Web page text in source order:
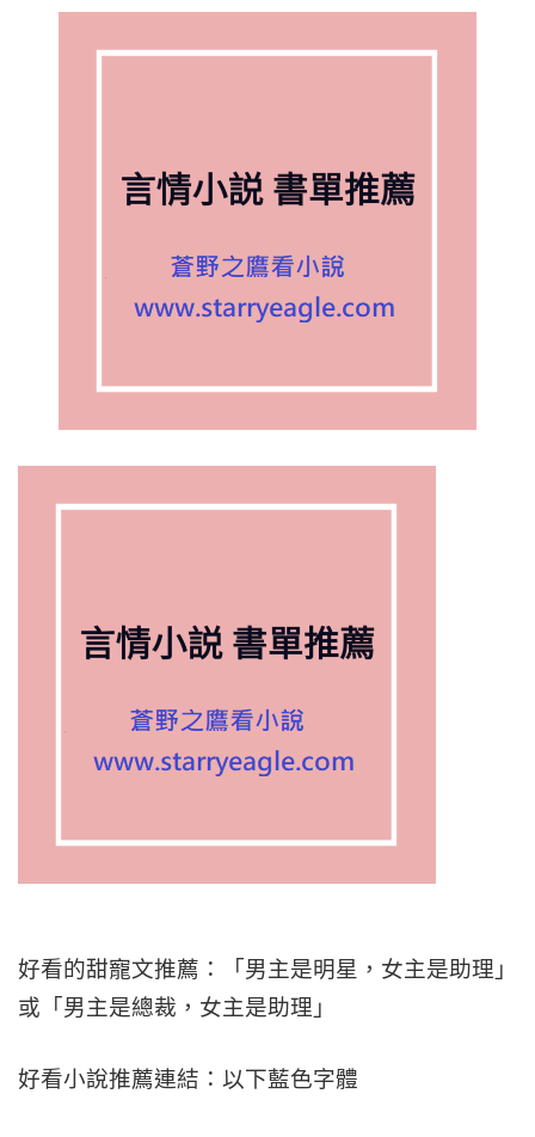
好看的甜寵文推薦：「男主是明星，女主是助理」
或「男主是總裁，女主是助理」
好看小說推薦連結：以下藍色字體